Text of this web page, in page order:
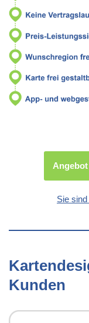
Sie
Kunden